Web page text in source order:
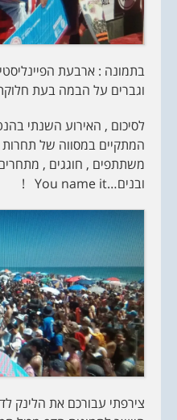
בתמונה : ארבעת
וגברים על הבמה בעת
לסיכום , האירוע השנתי
המתקיים במסווה של
משתתפים , חוגגים ,
ובנים…You name it !
צירפתי עבורכם את הלינק